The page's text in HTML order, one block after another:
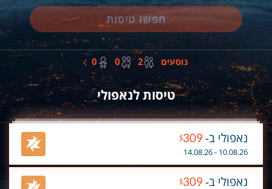
חפשו טיסות
נוסעים 2מבוגרים
0ילדים0תינוקות
טיסות לנאפולי
נאפולי ב-309
$
10.08.26 - 14.08.26
נאפולי ב-309
$